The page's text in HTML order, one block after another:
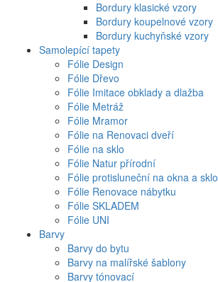
Bordury klasické vzory
Bordury koupelnové vzory
Bordury kuchyňské vzory
Samolepící tapety
Fólie Design
Fólie Dřevo
Fólie Imitace obklady a dlažba
Fólie Metráž
Fólie Mramor
Fólie na Renovaci dveří
Fólie na sklo
Fólie Natur přírodní
Fólie protisluneční na okna a sklo
Fólie Renovace nábytku
Fólie SKLADEM
Fólie UNI
Barvy
Barvy do bytu
Barvy na malířské šablony
Barvy tónovací